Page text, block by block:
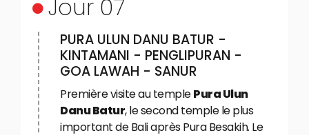
Jour 07
PURA ULUN DANU BATUR -
KINTAMANI - PENGLIPURAN -
GOA LAWAH - SANUR
Première visite au templePura Ulun
Danu Batur, le second temple le plus
important de Bali après Pura Besakih. Le